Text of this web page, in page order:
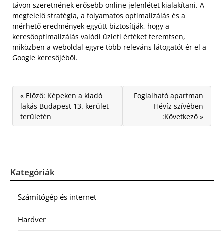
távon szeretnének erősebb online jelenlétet kialakítani. A
megfelelő stratégia, a folyamatos optimalizálás és a
mérhető eredmények együtt biztosítják, hogy a
keresőoptimalizálás valódi üzleti értéket teremtsen,
miközben a weboldal egyre több releváns látogatót ér el a
Google keresőjéből.
« Előző: Képeken a kiadó
lakás Budapest 13. kerület
területén
Foglalható apartman
Hévíz szívében
:Következő »
Kategóriák
Számítógép és internet
Hardver